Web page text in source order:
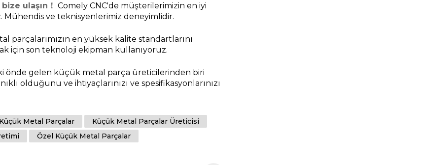
ulaşın！ Comely CNC'de müşterilerimizin en iyi
Mühendis ve teknisyenlerimiz deneyimlidir.
en yüksek kalite standartlarını
için son teknoloji ekipman kullanıyoruz.
önde gelen küçük metal parça üreticilerinden biri
olduğunu ve ihtiyaçlarınızı ve spesifikasyonlarınızı
Küçük Metal Parçalar
Küçük Metal Parçalar Üreticisi
Özel Küçük Metal Parçalar